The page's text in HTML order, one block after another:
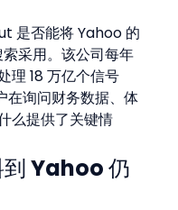
是否能将 Yahoo 的
采用。该公司每年
理 18 万亿个信号
询问财务数据、体
么提供了关键情
到 Yahoo 仍